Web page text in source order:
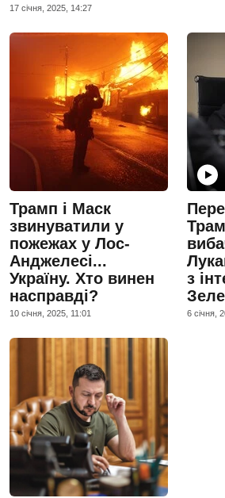
17 сiчня, 2025, 14:27
Трамп і Маск
звинуватили у
пожежах у Лос-
Анджелесі...
Україну. Хто винен
насправді?
10 сiчня, 2025, 11:01
з
6 сiчня,